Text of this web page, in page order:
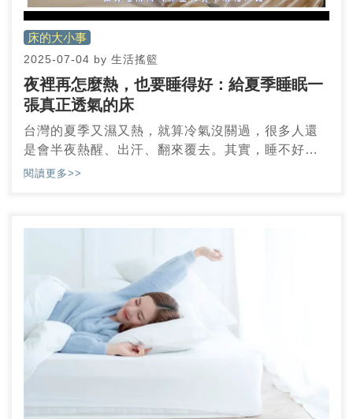
床的大小事
2025-07-04 by 生活搖籃
夜裡再怎麼熱，也要睡得好：給夏季睡眠一
張真正透氣的床
台灣的夏季又濕又熱，就算冷氣沒關過，很多人還
是會半夜熱醒、出汗、翻來覆去。其實，睡不好不
一定是因為氣溫，而是你「還在睡冬天的床墊」。
閱讀更多>>